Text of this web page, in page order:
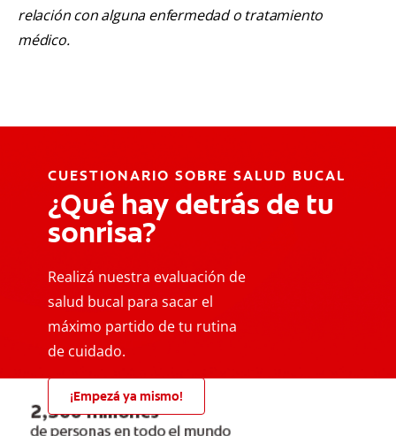
relación con alguna enfermedad o tratamiento
médico.
CUESTIONARIO SOBRE SALUD BUCAL
¿Qué hay detrás de tu
sonrisa?
Realizá nuestra evaluación de
salud bucal para sacar el
máximo partido de tu rutina
de cuidado.
¡Empezá ya mismo!